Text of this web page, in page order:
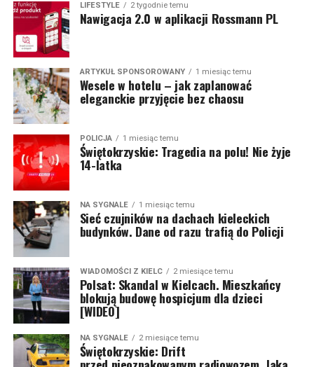
LIFESTYLE 2 tygodnie temu
Nawigacja 2.0 w aplikacji Rossmann PL
ARTYKUŁ SPONSOROWANY 1 miesiąc temu
Wesele w hotelu – jak zaplanować
eleganckie przyjęcie bez chaosu
POLICJA 1 miesiąc temu
Świętokrzyskie: Tragedia na polu! Nie żyje
14-latka
NA SYGNALE 1 miesiąc temu
Sieć czujników na dachach kieleckich
budynków. Dane od razu trafią do Policji
WIADOMOŚCI Z KIELC 2 miesiące temu
Polsat: Skandal w Kielcach. Mieszkańcy
blokują budowę hospicjum dla dzieci
[WIDEO]
NA SYGNALE 2 miesiące temu
Świętokrzyskie: Drift